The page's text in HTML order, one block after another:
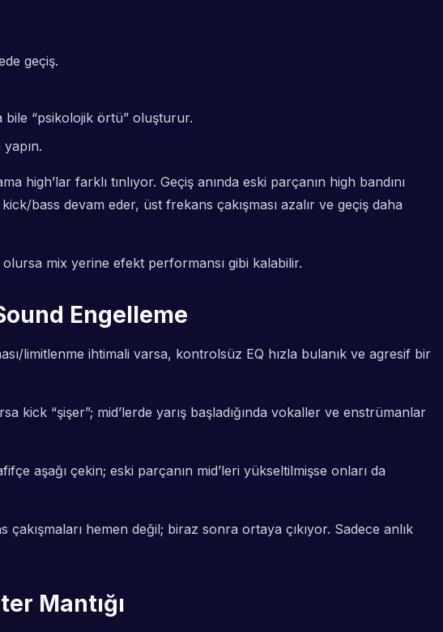
geçiş.
bile “psikolojik örtü” oluşturur.
high’lar farklı tınlıyor. Geçiş anında eski parçanın high bandını
bass devam eder, üst frekans çakışması azalır ve geçiş daha
mix yerine efekt performansı gibi kalabilir.
Engelleme
limitlenme ihtimali varsa, kontrolsüz EQ hızla bulanık ve agresif bir
kick “şişer”; mid’lerde yarış başladığında vokaller ve enstrümanlar
aşağı çekin; eski parçanın mid’leri yükseltilmişse onları da
hemen değil; biraz sonra ortaya çıkıyor. Sadece anlık
Mantığı